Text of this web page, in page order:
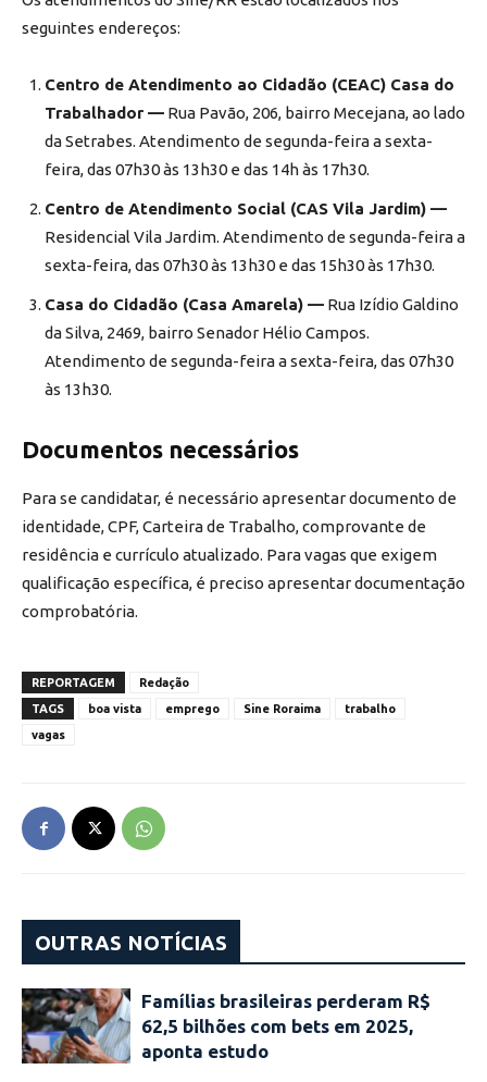
seguintes endereços:
Centro de Atendimento ao Cidadão (CEAC) Casa do
Trabalhador — Rua Pavão, 206, bairro Mecejana, ao lado
da Setrabes. Atendimento de segunda-feira a sexta-
feira, das 07h30 às 13h30 e das 14h às 17h30.
Centro de Atendimento Social (CAS Vila Jardim) —
Residencial Vila Jardim. Atendimento de segunda-feira a
sexta-feira, das 07h30 às 13h30 e das 15h30 às 17h30.
Casa do Cidadão (Casa Amarela) — Rua Izídio Galdino
da Silva, 2469, bairro Senador Hélio Campos.
Atendimento de segunda-feira a sexta-feira, das 07h30
às 13h30.
Documentos necessários
Para se candidatar, é necessário apresentar documento de
identidade, CPF, Carteira de Trabalho, comprovante de
residência e currículo atualizado. Para vagas que exigem
qualificação específica, é preciso apresentar documentação
comprobatória.
REPORTAGEM
Redação
TAGS
boa vista emprego Sine Roraima
trabalho
vagas
OUTRAS NOTÍCIAS
Famílias brasileiras perderam R$
62,5 bilhões com bets em 2025,
aponta estudo